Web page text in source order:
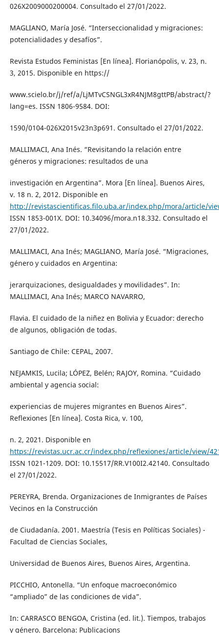
026X2009000200004. Consultado el 27/01/2022.
MAGLIANO, María José. “Interseccionalidad y migraciones:
potencialidades y desafíos”.
Revista Estudos Feministas [En línea]. Florianópolis, v. 23, n.
3, 2015. Disponible en https://
www.scielo.br/j/ref/a/LjMTvCSNGL3xR4NJM8gttPB/abstract/?
lang=es. ISSN 1806-9584. DOI:
1590/0104-026X2015v23n3p691. Consultado el 27/01/2022.
MALLIMACI, Ana Inés. “Revisitando la relación entre
géneros y migraciones: resultados de una
investigación en Argentina”. Mora [En línea]. Buenos Aires,
v. 18 n. 2, 2012. Disponible en
http://revistascientificas.filo.uba.ar/index.php/mora/article/
ISSN 1853-001X. DOI: 10.34096/mora.n18.332. Consultado el
27/01/2022.
MALLIMACI, Ana Inés; MAGLIANO, María José. “Migraciones,
género y cuidados en Argentina:
jerarquizaciones, desigualdades y movilidades”. In:
MALLIMACI, Ana Inés; MARCO NAVARRO,
Flavia. El cuidado de la niñez en Bolivia y Ecuador: derecho
de algunos, obligación de todas.
Santiago de Chile: CEPAL, 2007.
NEJAMKIS, Lucila; LÓPEZ, Belén; RAJOY, Romina. “Cuidado
ambiental y agencia social:
experiencias de mujeres migrantes en Buenos Aires”.
Reflexiones [En línea]. Costa Rica, v. 100,
n. 2, 2021. Disponible en
https://revistas.ucr.ac.cr/index.php/reflexiones/article/view/
ISSN 1021-1209. DOI: 10.15517/RR.V100I2.42140. Consultado
el 27/01/2022.
PEREYRA, Brenda. Organizaciones de Inmigrantes de Países
Vecinos en la Construcción
de Ciudadanía. 2001. Maestría (Tesis en Políticas Sociales) -
Facultad de Ciencias Sociales,
Universidad de Buenos Aires, Buenos Aires, Argentina.
PICCHIO, Antonella. “Un enfoque macroeconómico
“ampliado” de las condiciones de vida”.
In: CARRASCO BENGOA, Cristina (ed. lit.). Tiempos, trabajos
y género. Barcelona: Publicacions